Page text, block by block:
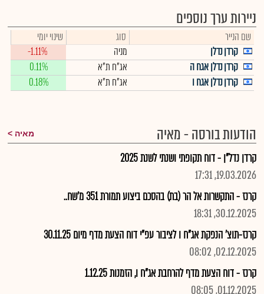
ניירות ערך נוספים
שם הנייר סוג
שינוי יומי
קרדן נדלן
מניה
-1.11%
קרדן נדלן אגח ה
אג"ח ת"א
0.11%
קרדן נדלן אגח ו
אג"ח ת"א 0.18%
הודעות בורסה - מאיה מאיה
קרדן נדל"ן - דוח תקופתי ושנתי לשנת 2025
19.03.2026, 17:31
קרנז - התקשרות אל הר (בת) בהסכם ביצוע תמורת 351 מ'שח..
30.12.2025, 18:31
קרנז-תוצ' הנפקת אג"ח ו לציבור עפ"י דוח הצעת מדף מיום 30.11.25
02.12.2025, 08:02
קרנז - דוח הצעת מדף להרחבת אג"ח ו, הזמנות 1.12.25
01.12.2025, 08:05